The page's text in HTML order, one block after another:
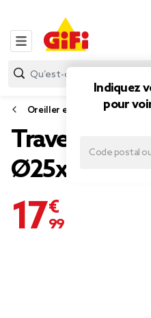
Indiquez
pour
Oreiller et traversin
Traversin
Ø25xL160cm
17,99 €